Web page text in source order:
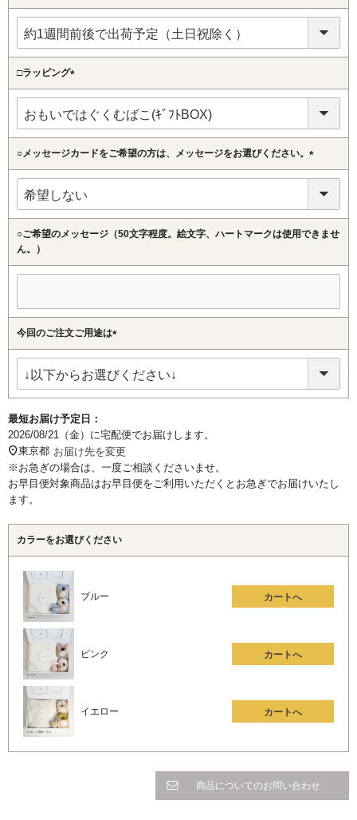
(必
□ラッピング
(必
○メッセージカードをご希望の方は、メッセージをお選びください。
(必
○ご希望のメッセージ（50文字程度。絵文字、ハートマークは使用できませ
ん。）
今回のご注文ご用途は
(必
最短お届け予定日：
2026/08/21（金） に宅配便でお届けします。
東京都 お届け先を変更
※お急ぎの場合は、一度ご相談くださいませ。
お早目便対象商品はお早目便をご利用いただくとお急ぎでお届けいたし
ます。
カラーをお選びください
ブルー カートへ
ピンク カートへ
イエロー カートへ
商品についてのお問い合わせ